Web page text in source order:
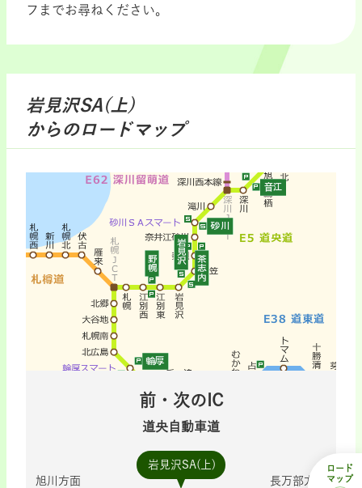
フまでお尋ねください。
岩見沢SA(上)
からのロードマップ
前・次のIC
道央自動車道
岩見沢SA(上)
旭川方面
長万部方面
ロード
マップ